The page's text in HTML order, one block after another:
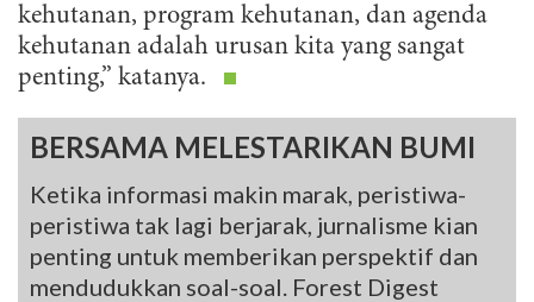
kehutanan, program kehutanan, dan agenda
kehutanan adalah urusan kita yang sangat
penting,” katanya.
BERSAMA MELESTARIKAN BUMI
Ketika informasi makin marak, peristiwa-
peristiwa tak lagi berjarak, jurnalisme kian
penting untuk memberikan perspektif dan
mendudukkan soal-soal. Forest Digest